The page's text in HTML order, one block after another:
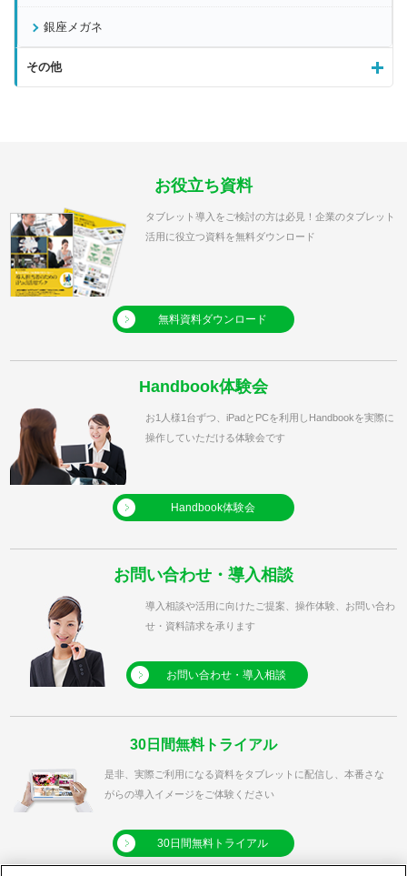
銀座メガネ
その他
お役立ち資料
タブレット導入をご検討の方は必見！企業のタブレット
活用に役立つ資料を無料ダウンロード
無料資料ダウンロード
Handbook体験会
お1人様1台ずつ、iPadとPCを利用しHandbookを実際に
操作していただける体験会です
Handbook体験会
お問い合わせ・導入相談
導入相談や活用に向けたご提案、操作体験、お問い合わ
せ・資料請求を承ります
お問い合わせ・導入相談
30日間無料トライアル
是非、実際ご利用になる資料をタブレットに配信し、本番さな
がらの導入イメージをご体験ください
30日間無料トライアル